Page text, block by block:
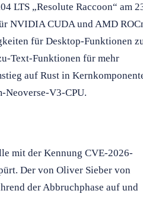
LTS „Resolute Raccoon“ am
NVIDIA CUDA und AMD
für Desktop-Funktionen
Text-Funktionen für mehr
auf Rust in
V3-CPU.
mit der Kennung CVE-2026-
Der von Oliver Sieber von
der Abbruchphase auf und